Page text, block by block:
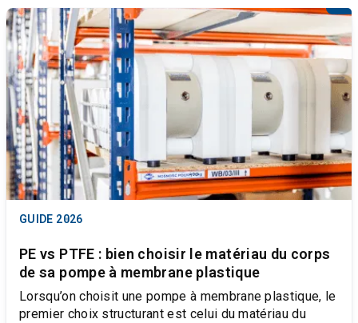
GUIDE 2026
PE vs PTFE : bien choisir le matériau du corps
de sa pompe à membrane plastique
Lorsqu’on choisit une pompe à membrane plastique, le
premier choix structurant est celui du matériau du